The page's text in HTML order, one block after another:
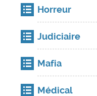
Horreur
Judiciaire
Mafia
Médical